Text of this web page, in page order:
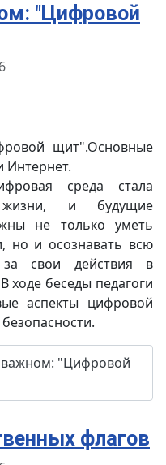
"Цифровой
щит".Основные
Интернет.
среда стала
жизни, и будущие
не только уметь
но и осознавать всю
за свои действия в
ходе беседы педагоги
аспекты цифровой
"Цифровой
флагов